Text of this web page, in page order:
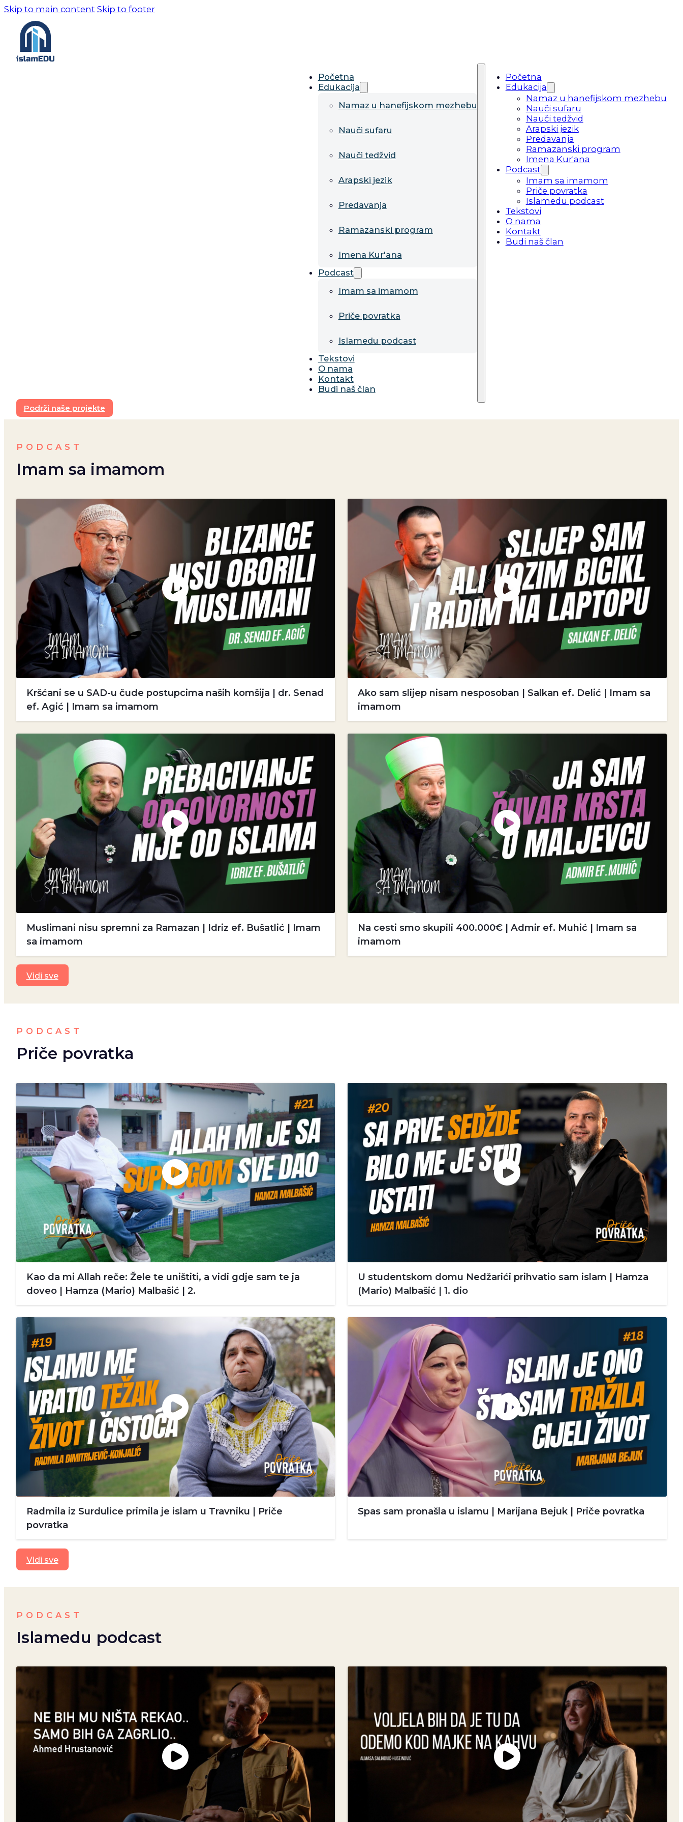
Skip to main content Skip to footer
Početna
Edukacija
Namaz u hanefijskom mezhebu
Nauči sufaru
Nauči tedžvid
Arapski jezik
Predavanja
Ramazanski program
Imena Kur'ana
Podcast
Imam sa imamom
Priče povratka
Islamedu podcast
Tekstovi
O nama
Kontakt
Budi naš član
Početna
Edukacija
Namaz u hanefijskom mezhebu
Nauči sufaru
Nauči tedžvid
Arapski jezik
Predavanja
Ramazanski program
Imena Kur'ana
Podcast
Imam sa imamom
Priče povratka
Islamedu podcast
Tekstovi
O nama
Kontakt
Budi naš član
Podrži naše projekte
PODCAST
Imam sa imamom
Kršćani se u SAD-u čude postupcima naših komšija | dr. Senad
ef. Agić | Imam sa imamom
Ako sam slijep nisam nesposoban | Salkan ef. Delić | Imam sa
imamom
Muslimani nisu spremni za Ramazan | Idriz ef. Bušatlić | Imam
sa imamom
Na cesti smo skupili 400.000€ | Admir ef. Muhić | Imam sa
imamom
Vidi sve
PODCAST
Priče povratka
Kao da mi Allah reče: Žele te uništiti, a vidi gdje sam te ja
doveo | Hamza (Mario) Malbašić | 2.
U studentskom domu Nedžarići prihvatio sam islam | Hamza
(Mario) Malbašić | 1. dio
Radmila iz Surdulice primila je islam u Travniku | Priče
povratka
Spas sam pronašla u islamu | Marijana Bejuk | Priče povratka
Vidi sve
PODCAST
Islamedu podcast